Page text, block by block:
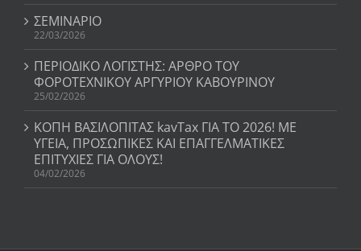
ΣΕΜΙΝΑΡΙΟ
22/03/2026
ΠΕΡΙΟΔΙΚΟ ΛΟΓΙΣΤΗΣ: ΑΡΘΡΟ ΤΟΥ
ΦΟΡΟΤΕΧΝΙΚΟΥ ΑΡΓΥΡΙΟΥ ΚΑΒΟΥΡΙΝΟΥ
25/02/2026
ΚΟΠΗ ΒΑΣΙΛΟΠΙΤΑΣ kavTax ΓΙΑ ΤΟ 2026! ΜΕ
ΥΓΕΙΑ, ΠΡΟΣΩΠΙΚΕΣ ΚΑΙ ΕΠΑΓΓΕΛΜΑΤΙΚΕΣ
ΕΠΙΤΥΧΙΕΣ ΓΙΑ ΟΛΟΥΣ!
04/02/2026